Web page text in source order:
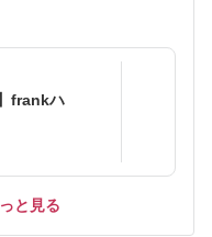
frankハ
と見る